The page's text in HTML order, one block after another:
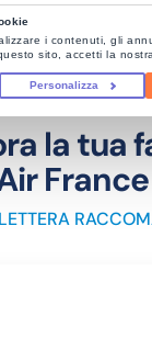
i contenuti, gli
sito, accetti la nostra
Personalizza
la tua
France